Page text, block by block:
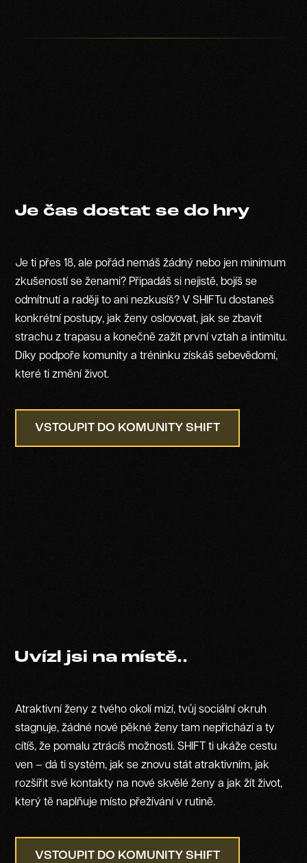
Je čas dostat se do hry
Je ti přes 18, ale pořád nemáš žádný nebo jen minimum
zkušeností se ženami? Připadáš si nejistě, bojíš se
odmítnutí a raději to ani nezkusíš? V SHIFTu dostaneš
konkrétní postupy, jak ženy oslovovat, jak se zbavit
strachu z trapasu a konečně zažít první vztah a intimitu.
Díky podpoře komunity a tréninku získáš sebevědomí,
které ti změní život.
VSTOUPIT DO KOMUNITY SHIFT
Uvízl jsi na místě..
Atraktivní ženy z tvého okolí mizí, tvůj sociální okruh
stagnuje, žádné nové pěkné ženy tam nepřichází a ty
cítíš, že pomalu ztrácíš možnosti. SHIFT ti ukáže cestu
ven – dá ti systém, jak se znovu stát atraktivním, jak
rozšířit své kontakty na nové skvělé ženy a jak žít život,
který tě naplňuje místo přežívání v rutině.
VSTOUPIT DO KOMUNITY SHIFT